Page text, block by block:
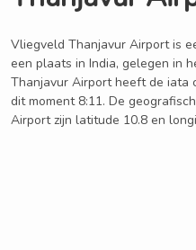
Vliegveld Thanjavur Airport is
een plaats in India, gelegen in
Thanjavur Airport heeft de iata
dit moment 8:11. De
Airport zijn latitude 10.8 en